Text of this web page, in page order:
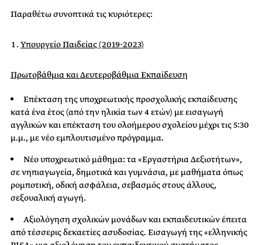
Παραθέτω συνοπτικά τις κυριότερες:
Υπουργείο Παιδείας (2019-2023)
Πρωτοβάθμια και Δευτεροβάθμια Εκπαίδευση
Επέκταση της υποχρεωτικής προσχολικής εκπαίδευσης
κατά ένα έτος (από την ηλικία των 4 ετών) με εισαγωγή
αγγλικών και επέκταση του ολοήμερου σχολείου μέχρι τις 5:30
μ.μ., με νέο εμπλουτισμένο πρόγραμμα.
Νέο υποχρεωτικό μάθημα: τα «Εργαστήρια Δεξιοτήτων»,
σε νηπιαγωγεία, δημοτικά και γυμνάσια, με μαθήματα όπως
ρομποτική, οδική ασφάλεια, σεβασμός στους άλλους,
σεξουαλική αγωγή.
Αξιολόγηση σχολικών μονάδων και εκπαιδευτικών έπειτα
από τέσσερις δεκαετίες ασυδοσίας. Εισαγωγή της «ελληνικής